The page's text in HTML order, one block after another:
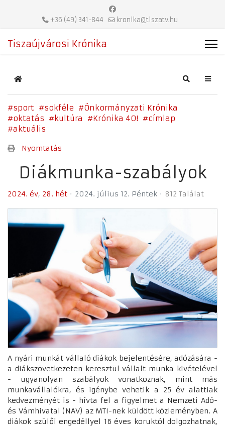
+36 (49) 341-844 kronika@tiszatv.hu
Tiszaújvárosi Krónika
Home Search
sport sokféle
Önkormányzati Krónika
oktatás
kultúra Krónika 40!
címlap
aktuális
Nyomtatás
Diákmunka-szabályok
2024. év 28. hét 2024. július 12. Péntek 812 Találat
A nyári munkát vállaló diákok bejelentésére, adózására -
a diákszövetkezeten keresztül vállalt munka kivételével
- ugyanolyan szabályok vonatkoznak, mint más
munkavállalókra, és igénybe vehetik a 25 év alattiak
kedvezményét is - hívta fel a figyelmet a Nemzeti Adó-
és Vámhivatal (NAV) az MTI-nek küldött közleményben. A
diákok szülői engedéllyel 16 éves koruktól dolgozhatnak,